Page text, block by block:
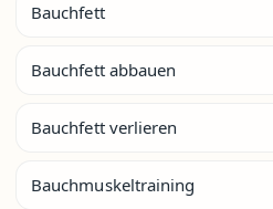
Bauchfett
Bauchfett abbauen
Bauchfett verlieren
Bauchmuskeltraining